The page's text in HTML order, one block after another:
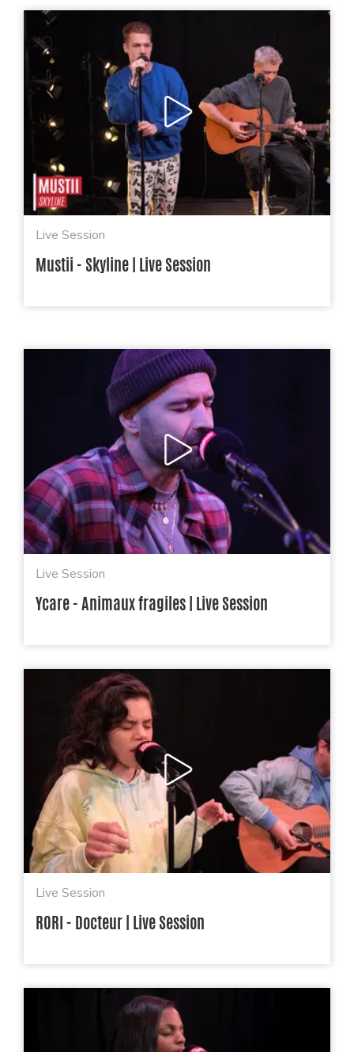
Live Session
Mustii - Skyline | Live Session
Live Session
Ycare - Animaux fragiles | Live Session
Live Session
RORI - Docteur | Live Session